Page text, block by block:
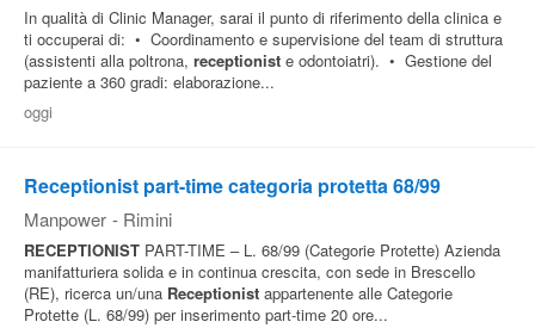
In qualità di Clinic Manager, sarai il punto di riferimento della clinica e
ti occuperai di: • Coordinamento e supervisione del team di struttura
(assistenti alla poltrona, receptionist e odontoiatri). • Gestione del
paziente a 360 gradi: elaborazione...
oggi
Receptionist part-time categoria protetta 68/99
Manpower - Rimini
RECEPTIONIST PART-TIME – L. 68/99 (Categorie Protette) Azienda
manifatturiera solida e in continua crescita, con sede in Brescello
(RE), ricerca un/una Receptionist appartenente alle Categorie
Protette (L. 68/99) per inserimento part-time 20 ore...